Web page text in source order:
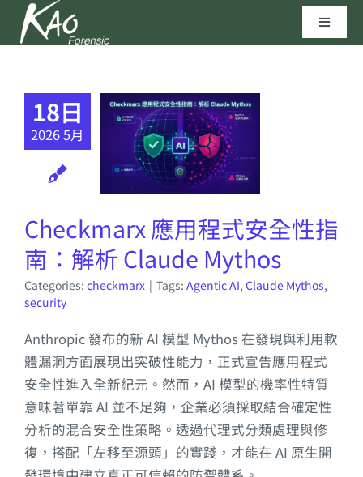
Skip
Toggle
資安實驗室
聯繫我們
高田科技©
18日
2026 5月
Checkmarx 應用程式安全性指
南：解析 Claude Mythos
Categories: checkmarx | Tags: Agentic AI, Claude Mythos,
security
Anthropic 發布的新 AI 模型 Mythos 在發現與利用軟
體漏洞方面展現出突破性能力，正式宣告應用程式
安全性進入全新紀元。然而，AI 模型的機率性特質
意味著單靠 AI 並不足夠，企業必須採取結合確定性
分析的混合安全性策略。透過代理式分類處理與修
復，搭配「左移至源頭」的實踐，才能在 AI 原生開